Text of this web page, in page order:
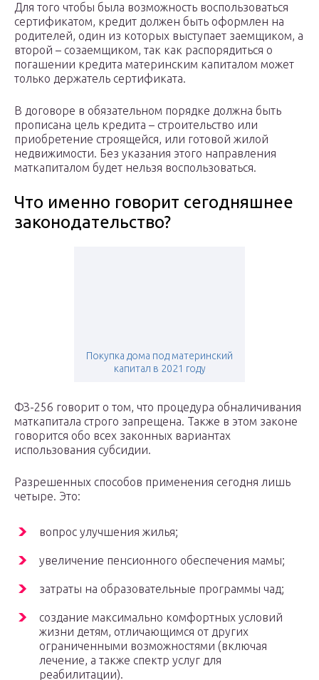
Для того чтобы была возможность воспользоваться
сертификатом, кредит должен быть оформлен на
родителей, один из которых выступает заемщиком, а
второй – созаемщиком, так как распорядиться о
погашении кредита материнским капиталом может
только держатель сертификата.
В договоре в обязательном порядке должна быть
прописана цель кредита – строительство или
приобретение строящейся, или готовой жилой
недвижимости. Без указания этого направления
маткапиталом будет нельзя воспользоваться.
Что именно говорит сегодняшнее
законодательство?
Покупка дома под материнский
капитал в 2021 году
ФЗ-256 говорит о том, что процедура обналичивания
маткапитала строго запрещена. Также в этом законе
говорится обо всех законных вариантах
использования субсидии.
Разрешенных способов применения сегодня лишь
четыре. Это:
вопрос улучшения жилья;
увеличение пенсионного обеспечения мамы;
затраты на образовательные программы чад;
создание максимально комфортных условий
жизни детям, отличающимся от других
ограниченными возможностями (включая
лечение, а также спектр услуг для
реабилитации).